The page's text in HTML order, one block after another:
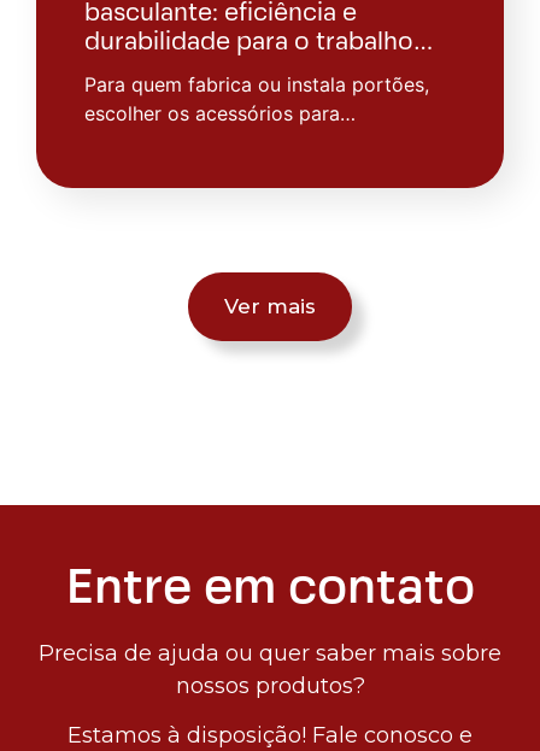
basculante: eficiência e
durabilidade para o trabalho…
Para quem fabrica ou instala portões,
escolher os acessórios para…
Ver mais
Entre em contato
Precisa de ajuda ou quer saber mais sobre
nossos produtos?
Estamos à disposição! Fale conosco e